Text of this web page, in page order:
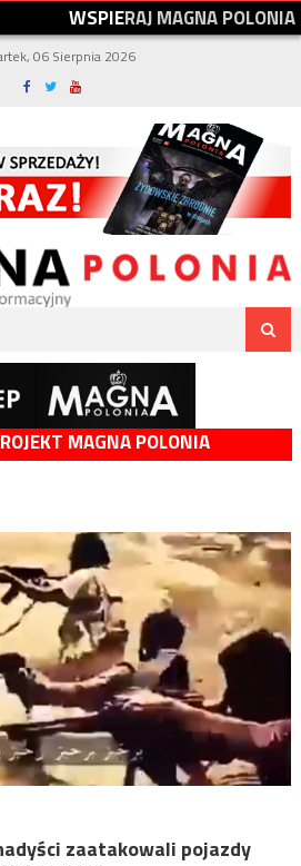
WSPIERAJMAGNAPOLONIA
06 Sierpnia 2026
MAGNA POLONIA
zaatakowali pojazdy